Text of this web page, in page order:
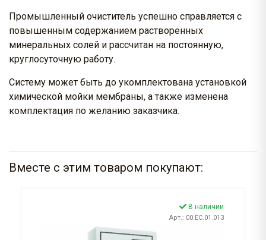
Промышленный очиститель успешно справляется с
повышенным содержанием растворенных
минеральных солей и рассчитан на постоянную,
круглосуточную работу.
Систему может быть до укомплектована установкой
химической мойки мембраны, а также изменена
комплектация по желанию заказчика.
Вместе с этим товаром покупают:
В наличии
Арт.: 00.EC.01.013